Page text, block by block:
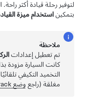
لتوفير رحلة قيادة أكثر راحة.
بتمكيناستخدام ميزة القيادة
ملاحظة
تم تعطيل إعداداتالركوب
كانت السيارة مزودة
التخميد التكيفي تلقائيًا
مغلقة (راجعوضع Track ).